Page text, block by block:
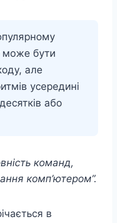
може бути
але
усередині
або
команд,
комп’ютером”.
в